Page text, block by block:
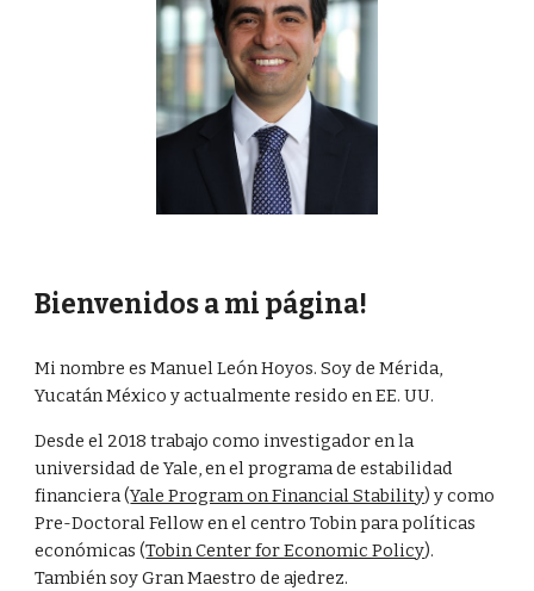
Bienvenidos a mi página!
Mi nombre es Manuel León Hoyos. Soy de Mérida,
Yucatán México y actualmente resido en EE. UU.
Desde el 2018 trabajo como investigador en la
universidad de Yale, en el programa de estabilidad
financiera (Yale Program on Financial Stability) y como
Pre-Doctoral Fellow en el centro Tobin para políticas
económicas (Tobin Center for Economic Policy).
También soy Gran Maestro de ajedrez.